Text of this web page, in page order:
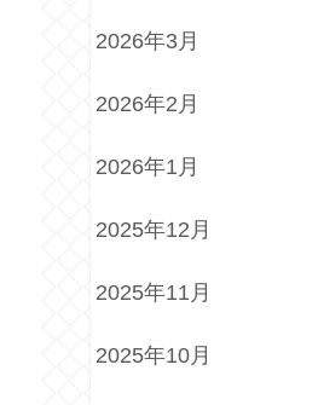
2026年3月
2026年2月
2026年1月
2025年12月
2025年11月
2025年10月